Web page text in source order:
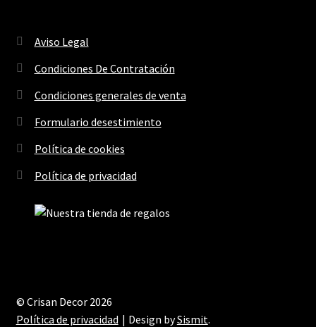
Aviso Legal
Condiciones De Contratación
Condiciones generales de venta
Formulario desestimiento
Política de cookies
Política de privacidad
© Crisan Decor 2026
Política de privacidad
Design bySismit.